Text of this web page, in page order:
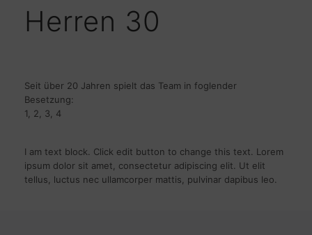
Herren 30
Seit über 20 Jahren spielt das Team in foglender
Besetzung:
1, 2, 3, 4
I am text block. Click edit button to change this text. Lorem
ipsum dolor sit amet, consectetur adipiscing elit. Ut elit
tellus, luctus nec ullamcorper mattis, pulvinar dapibus leo.